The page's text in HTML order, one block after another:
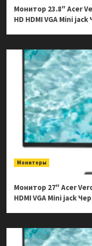
Монитор 23.8″ Acer
HD HDMI VGA Mini
Мониторы
Монитор 27″ Acer
HDMI VGA Mini jack